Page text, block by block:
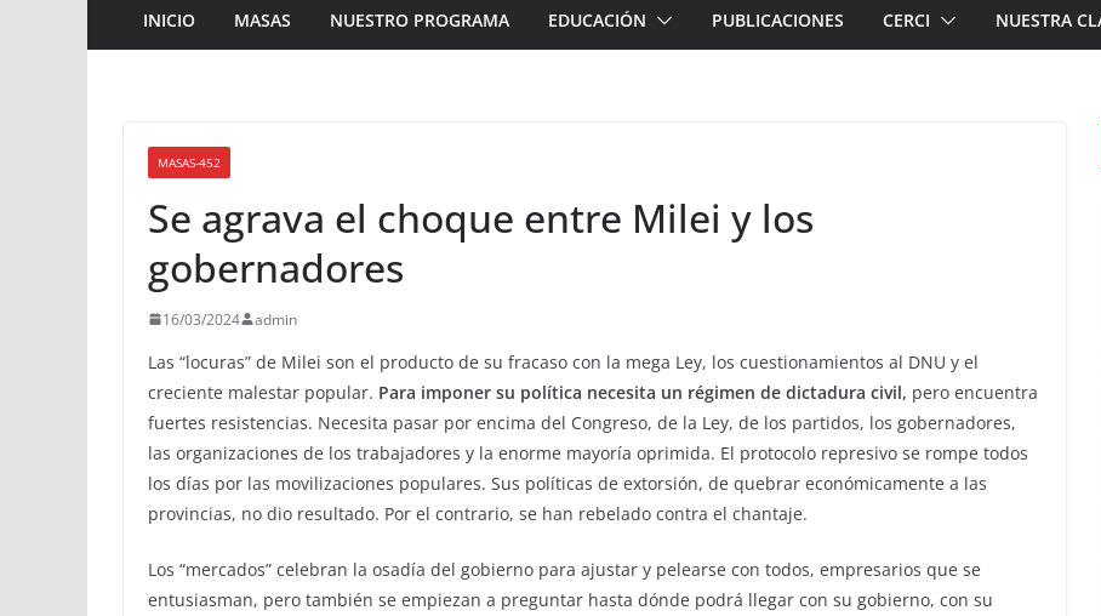
INICIO MASAS NUESTRO PROGRAMA EDUCACIÓN PUBLICACIONES CERCI NUESTRA
MASAS-452
Se agrava el choque entre Milei y los
gobernadores
16/03/2024 admin
Las “locuras” de Milei son el producto de su fracaso con la mega Ley, los cuestionamientos al DNU y el
creciente malestar popular. Para imponer su política necesita un régimen de dictadura civil, pero encuentra
fuertes resistencias. Necesita pasar por encima del Congreso, de la Ley, de los partidos, los gobernadores,
las organizaciones de los trabajadores y la enorme mayoría oprimida. El protocolo represivo se rompe todos
los días por las movilizaciones populares. Sus políticas de extorsión, de quebrar económicamente a las
provincias, no dio resultado. Por el contrario, se han rebelado contra el chantaje.
Los “mercados” celebran la osadía del gobierno para ajustar y pelearse con todos, empresarios que se
entusiasman, pero también se empiezan a preguntar hasta dónde podrá llegar con su gobierno, con su